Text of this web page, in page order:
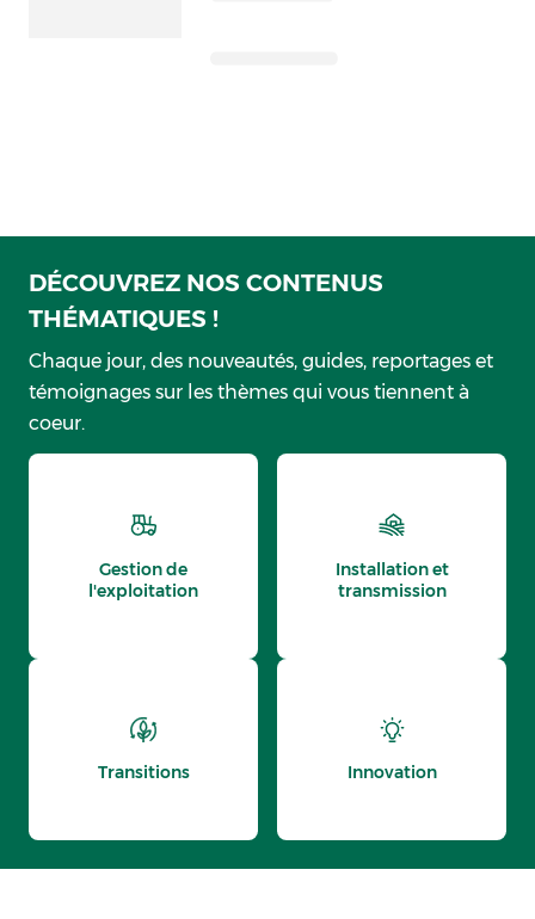
DÉCOUVREZ NOS CONTENUS
THÉMATIQUES !
Chaque jour, des nouveautés, guides, reportages et
témoignages sur les thèmes qui vous tiennent à
coeur.
Gestion de
l'exploitation
Installation et
transmission
Transitions Innovation